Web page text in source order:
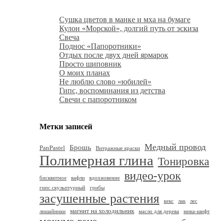
Сушка цветов в манке и мха на бумаге
Кулон «Морской», долгий путь от эскиза
Свеча
Поднос «Папоротники»
Отдых после двух дней ярмарок
Просто шиповник
О моих планах
Не люблю слово «юбилей»
Гипс, воспоминания из детства
Свечи с папоротником
Метки записей
PanPastel Брошь Витражные краски Медный провод
Полимерная глина Тонировка
бисквитное вафли вдохновение видео-урок
гипс скульптурный грибы
засушенные растения кекс лак
лес
лишайники
магнит на холодильник масло для дерева мика-шифт